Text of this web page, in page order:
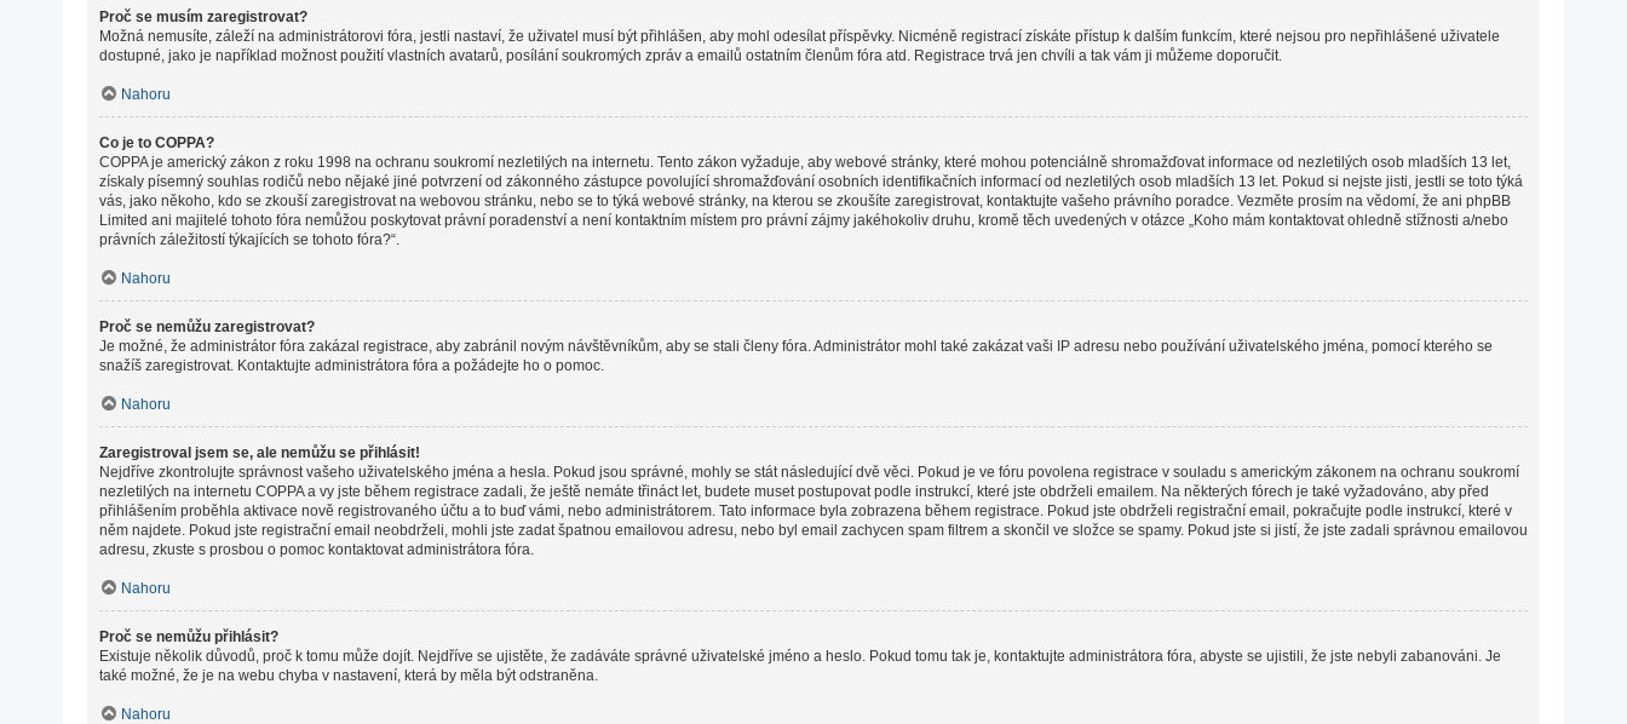
Proč se musím zaregistrovat?
Možná nemusíte, záleží na administrátorovi fóra, jestli nastaví, že uživatel musí být přihlášen, aby mohl odesílat příspěvky. Nicméně registrací získáte přístup k dalším funkcím, které nejsou pro nepřihlášené uživatele
dostupné, jako je například možnost použití vlastních avatarů, posílání soukromých zpráv a emailů ostatním členům fóra atd. Registrace trvá jen chvíli a tak vám ji můžeme doporučit.
Nahoru
Co je to COPPA?
COPPA je americký zákon z roku 1998 na ochranu soukromí nezletilých na internetu. Tento zákon vyžaduje, aby webové stránky, které mohou potenciálně shromažďovat informace od nezletilých osob mladších 13 let,
získaly písemný souhlas rodičů nebo nějaké jiné potvrzení od zákonného zástupce povolující shromažďování osobních identifikačních informací od nezletilých osob mladších 13 let. Pokud si nejste jisti, jestli se toto týká
vás, jako někoho, kdo se zkouší zaregistrovat na webovou stránku, nebo se to týká webové stránky, na kterou se zkoušíte zaregistrovat, kontaktujte vašeho právního poradce. Vezměte prosím na vědomí, že ani phpBB
Limited ani majitelé tohoto fóra nemůžou poskytovat právní poradenství a není kontaktním místem pro právní zájmy jakéhokoliv druhu, kromě těch uvedených v otázce „Koho mám kontaktovat ohledně stížnosti a/nebo
právních záležitostí týkajících se tohoto fóra?“.
Nahoru
Proč se nemůžu zaregistrovat?
Je možné, že administrátor fóra zakázal registrace, aby zabránil novým návštěvníkům, aby se stali členy fóra. Administrátor mohl také zakázat vaši IP adresu nebo používání uživatelského jména, pomocí kterého se
snažíš zaregistrovat. Kontaktujte administrátora fóra a požádejte ho o pomoc.
Nahoru
Zaregistroval jsem se, ale nemůžu se přihlásit!
Nejdříve zkontrolujte správnost vašeho uživatelského jména a hesla. Pokud jsou správné, mohly se stát následující dvě věci. Pokud je ve fóru povolena registrace v souladu s americkým zákonem na ochranu soukromí
nezletilých na internetu COPPA a vy jste během registrace zadali, že ještě nemáte třináct let, budete muset postupovat podle instrukcí, které jste obdrželi emailem. Na některých fórech je také vyžadováno, aby před
přihlášením proběhla aktivace nově registrovaného účtu a to buď vámi, nebo administrátorem. Tato informace byla zobrazena během registrace. Pokud jste obdrželi registrační email, pokračujte podle instrukcí, které v
něm najdete. Pokud jste registrační email neobdrželi, mohli jste zadat špatnou emailovou adresu, nebo byl email zachycen spam filtrem a skončil ve složce se spamy. Pokud jste si jistí, že jste zadali správnou emailovou
adresu, zkuste s prosbou o pomoc kontaktovat administrátora fóra.
Nahoru
Proč se nemůžu přihlásit?
Existuje několik důvodů, proč k tomu může dojít. Nejdříve se ujistěte, že zadáváte správné uživatelské jméno a heslo. Pokud tomu tak je, kontaktujte administrátora fóra, abyste se ujistili, že jste nebyli zabanováni. Je
také možné, že je na webu chyba v nastavení, která by měla být odstraněna.
Nahoru